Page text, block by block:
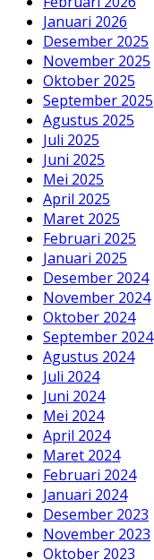
Januari 2026
Desember 2025
November 2025
Oktober 2025
September 2025
Agustus 2025
Juli 2025
Juni 2025
Mei 2025
April 2025
Maret 2025
Februari 2025
Januari 2025
Desember 2024
November 2024
Oktober 2024
September 2024
Agustus 2024
Juli 2024
Juni 2024
Mei 2024
April 2024
Maret 2024
Februari 2024
Januari 2024
Desember 2023
November 2023
Oktober 2023